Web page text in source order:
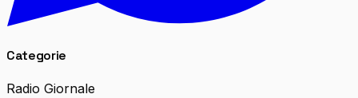
Categorie
Radio Giornale